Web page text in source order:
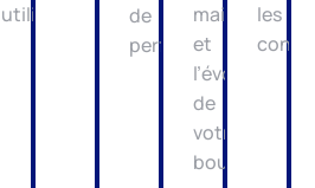
utilisateur.
de
performance.
maintenance
et
l’évolution
de
votre
boutique.
les